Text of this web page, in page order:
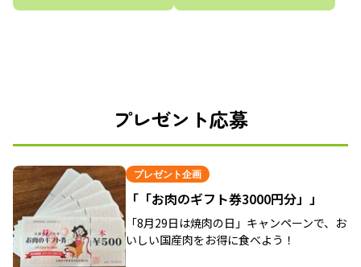
プレゼント応募
プレゼント企画
「「お肉のギフト券3000円分」」
「8月29日は焼肉の日」キャンペーンで、お
いしい国産肉をお得に食べよう！